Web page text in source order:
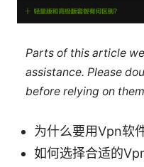
Parts of this article
assistance. Please
before relying on
为什么要用Vpn软
如何选择合适的